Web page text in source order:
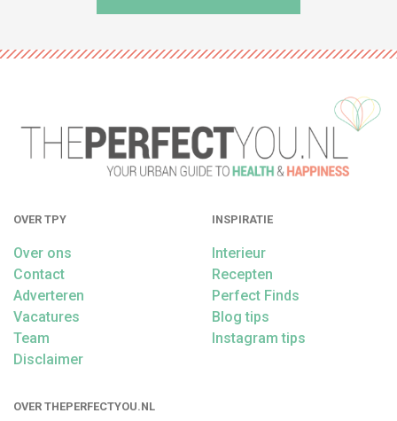
OVER TPY
Over ons
Contact
Adverteren
Vacatures
Team
Disclaimer
INSPIRATIE
Interieur
Recepten
Perfect Finds
Blog tips
Instagram tips
OVER THEPERFECTYOU.NL